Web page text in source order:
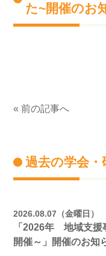
た~開催のお
« 前の記事へ
過去の学会・
2026.08.07（金曜日）
「2026年 地域支援
開催～」開催のお知